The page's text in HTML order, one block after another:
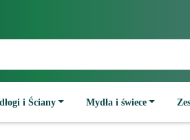
i Ściany Mydła i świece